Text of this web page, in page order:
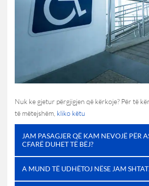
Nuk ke gjetur përgjigjen që kërkoje? Për të
të mëtejshëm, kliko këtu
JAM PASAGJER QË KAM NEVOJË PËR
CFARË DUHET TË BËJ?
A MUND TË UDHËTOJ NËSE JAM